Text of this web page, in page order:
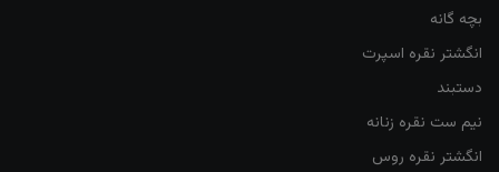
بچه گانه
انگشتر نقره اسپرت
دستبند
نیم ست نقره زنانه
انگشتر نقره روس